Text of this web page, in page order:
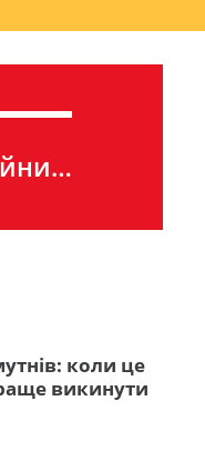
коли це
викинути